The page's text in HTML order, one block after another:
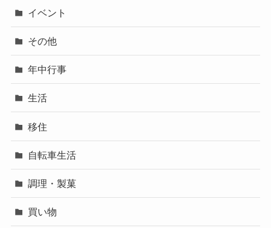
イベント
その他
年中行事
生活
移住
自転車生活
調理・製菓
買い物